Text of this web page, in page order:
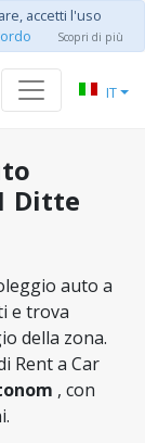
accetti l'uso
Scopri di più
IT
Ditte
auto a
e trova
della zona.
Rent a Car
, con